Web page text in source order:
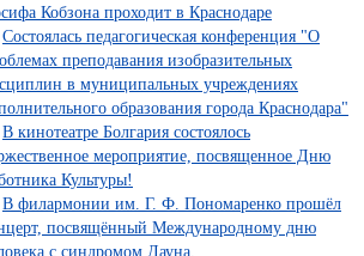
Кобзона проходит в Краснодаре
Состоялась педагогическая конференция "О
преподавания изобразительных
в муниципальных учреждениях
образования города Краснодара"
В кинотеатре Болгария состоялось
мероприятие, посвященное Дню
Культуры!
В филармонии им. Г. Ф. Пономаренко прошёл
посвящённый Международному дню
с синдромом Дауна.